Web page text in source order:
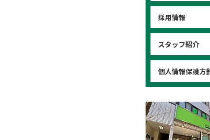
採用情報
スタッフ紹介
個人情報保護方